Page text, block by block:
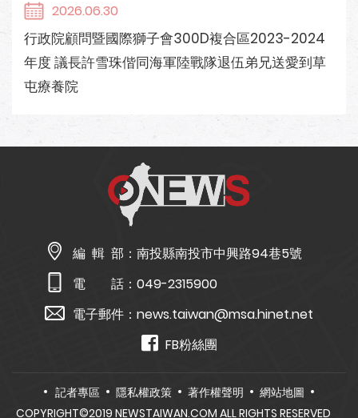
2026.06.30
行政院顧問暨國際獅子會300D複合區2023-2024
年度 議長許雪珠偕同海軍陸戰隊退伍弟兄送愛到草
屯療養院
編 輯 部： 南投縣南投市中興路94巷5號
電 話： 049-2315900
電子郵件： news.taiwan@msa.hinet.net
FB粉絲團
記者專區 隱私權政策 著作權聲明
網站地圖
COPYRIGHT©2019 NEWSTAIWAN.COM ALL RIGHTS RESERVED